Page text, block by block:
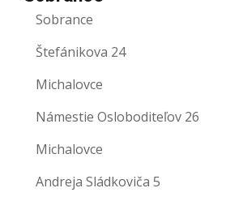
Sobrance
Štefánikova 24
Michalovce
Námestie Osloboditeľov 26
Michalovce
Andreja Sládkoviča 5